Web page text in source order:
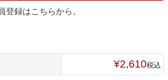
登録はこちらから。
¥2,610税込